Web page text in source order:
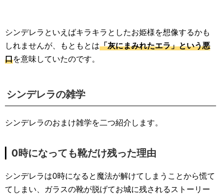
シンデレラといえばキラキラとしたお姫様を想像するかも
しれませんが、もともとは「灰にまみれたエラ」という悪
口を意味していたのです。
シンデレラの雑学
シンデレラのおまけ雑学を二つ紹介します。
0時になっても靴だけ残った理由
シンデレラは0時になると魔法が解けてしまうことから慌て
てしまい、ガラスの靴が脱げてお城に残されるストーリー